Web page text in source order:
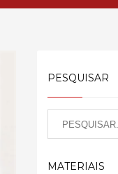
PESQUISAR
MATERIAIS